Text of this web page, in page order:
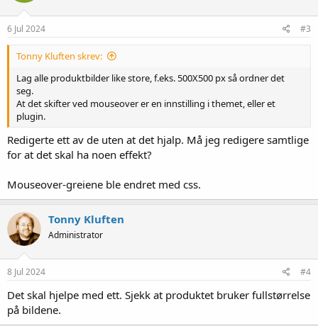
o
n
e
6 Jul 2024 #3
Tonny Kluften skrev:
Lag alle produktbilder like store, f.eks. 500X500 px så ordner det
seg.
At det skifter ved mouseover er en innstilling i themet, eller et
plugin.
Redigerte ett av de uten at det hjalp. Må jeg redigere samtlige
for at det skal ha noen effekt?
Mouseover-greiene ble endret med css.
Tonny Kluften
Administrator
8 Jul 2024 #4
Det skal hjelpe med ett. Sjekk at produktet bruker fullstørrelse
på bildene.